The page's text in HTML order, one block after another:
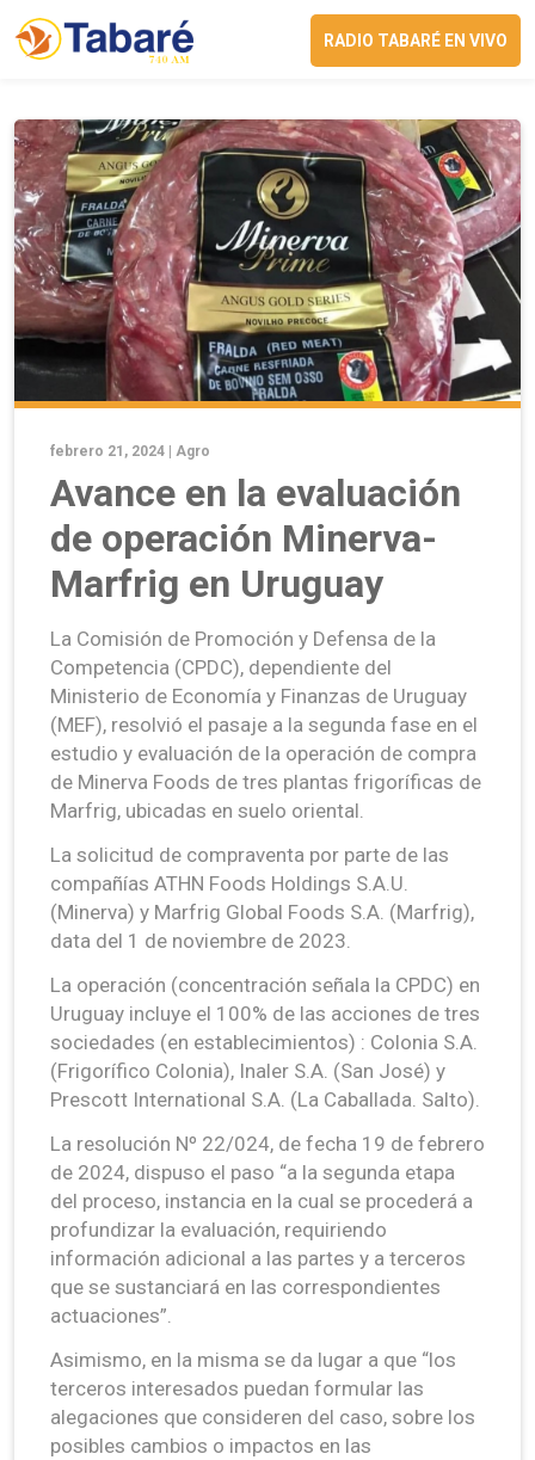
RADIO TABARÉ EN VIVO
febrero 21, 2024 | Agro
Avance en la evaluación
de operación Minerva-
Marfrig en Uruguay
La Comisión de Promoción y Defensa de la
Competencia (CPDC), dependiente del
Ministerio de Economía y Finanzas de Uruguay
(MEF), resolvió el pasaje a la segunda fase en el
estudio y evaluación de la operación de compra
de Minerva Foods de tres plantas frigoríficas de
Marfrig, ubicadas en suelo oriental.
La solicitud de compraventa por parte de las
compañías ATHN Foods Holdings S.A.U.
(Minerva) y Marfrig Global Foods S.A. (Marfrig),
data del 1 de noviembre de 2023.
La operación (concentración señala la CPDC) en
Uruguay incluye el 100% de las acciones de tres
sociedades (en establecimientos) : Colonia S.A.
(Frigorífico Colonia), Inaler S.A. (San José) y
Prescott International S.A. (La Caballada. Salto).
La resolución Nº 22/024, de fecha 19 de febrero
de 2024, dispuso el paso “a la segunda etapa
del proceso, instancia en la cual se procederá a
profundizar la evaluación, requiriendo
información adicional a las partes y a terceros
que se sustanciará en las correspondientes
actuaciones”.
Asimismo, en la misma se da lugar a que “los
terceros interesados puedan formular las
alegaciones que consideren del caso, sobre los
posibles cambios o impactos en las